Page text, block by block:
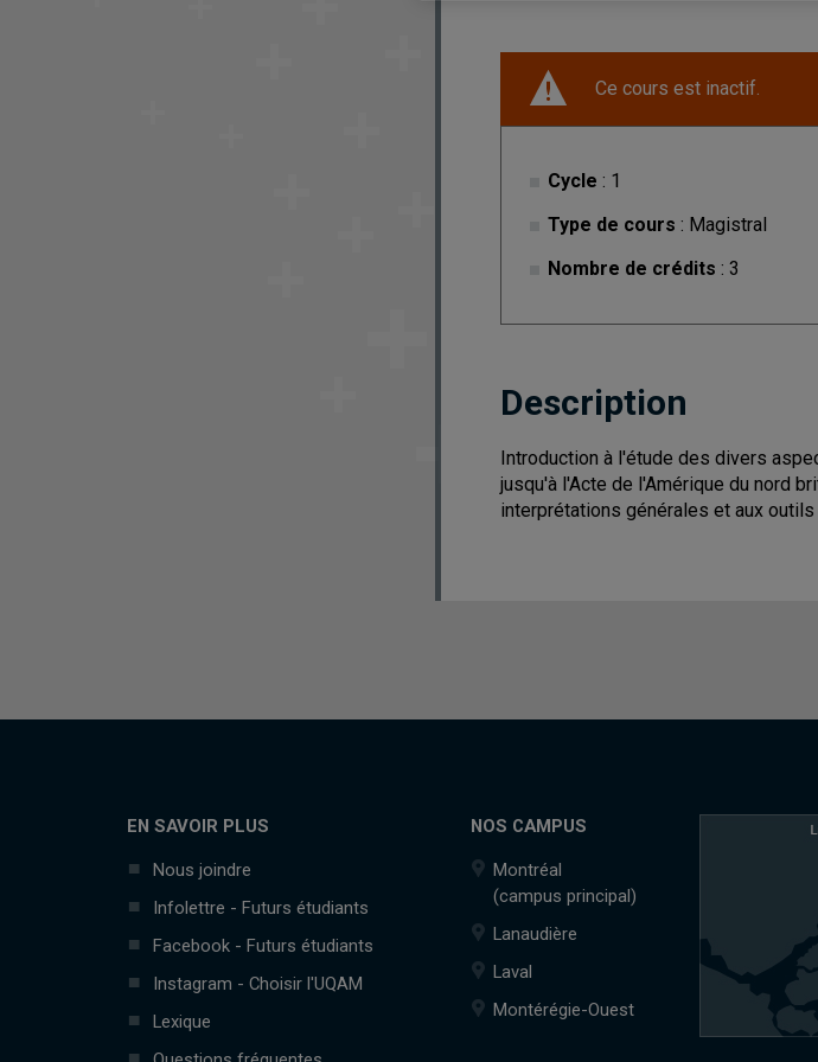
Ce cours est inactif.
Cycle : 1
Type de cours : Magistral
Nombre de crédits : 3
Description
Introduction à l'étude des divers
jusqu'à l'Acte de l'Amérique du nord
interprétations générales et aux
EN SAVOIR PLUS
Nous joindre
Infolettre - Futurs étudiants
Facebook - Futurs étudiants
Instagram - Choisir l'UQAM
Lexique
NOS CAMPUS
Montréal
(campus principal)
Lanaudière
Laval
Montérégie-Ouest